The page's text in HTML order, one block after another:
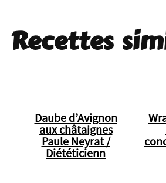
Recettes
Daube d’Avignon
aux châtaignes
Paule Neyrat /
Diététicienn